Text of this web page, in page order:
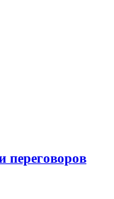
переговоров